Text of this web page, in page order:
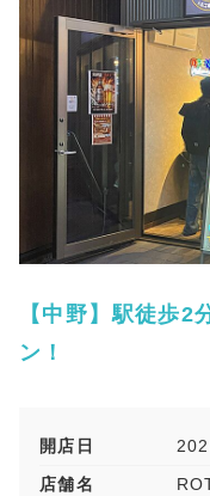
【中野】駅徒歩
ン！
開店日
店舗名